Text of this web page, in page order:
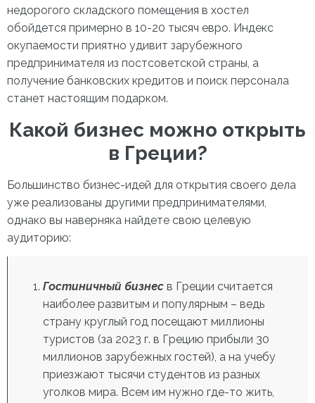
недорогого складского помещения в хостел
обойдется примерно в 10-20 тысяч евро. Индекс
окупаемости приятно удивит зарубежного
предпринимателя из постсоветской страны, а
получение банковских кредитов и поиск персонала
станет настоящим подарком.
Какой бизнес можно открыть
в Греции?
Большинство бизнес-идей для открытия своего дела
уже реализованы другими предпринимателями,
однако вы наверняка найдете свою целевую
аудиторию:
Гостиничный бизнес в Греции считается
наиболее развитым и популярным – ведь
страну круглый год посещают миллионы
туристов (за 2023 г. в Грецию прибыли 30
миллионов зарубежных гостей), а на учебу
приезжают тысячи студентов из разных
уголков мира. Всем им нужно где-то жить,